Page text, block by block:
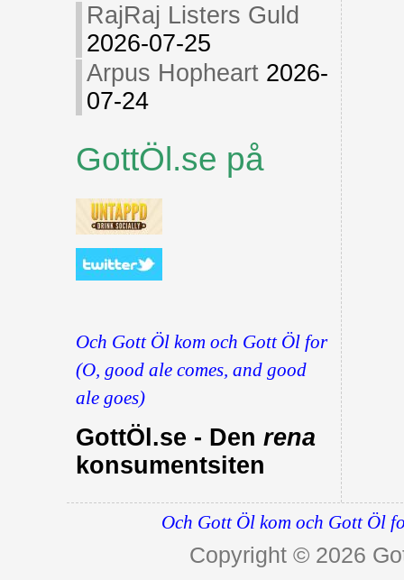
RajRaj Listers Guld
2026-07-25
Arpus Hopheart 2026-
07-24
GottÖl.se på
Och Gott Öl kom och Gott Öl for
(O, good ale comes, and good
ale goes)
GottÖl.se - Den rena
konsumentsiten
Och Gott Öl kom och Gott Öl
Copyright © 2026